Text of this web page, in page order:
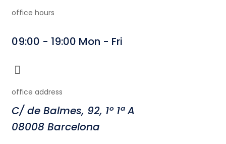
office hours
09:00 - 19:00 Mon - Fri
office address
C/ de Balmes, 92, 1º 1ª A
08008 Barcelona